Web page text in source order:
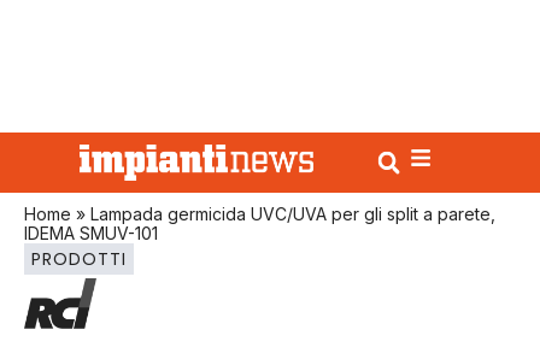
Home » Lampada germicida UVC/UVA per gli split a parete,
IDEMA SMUV-101
PRODOTTI